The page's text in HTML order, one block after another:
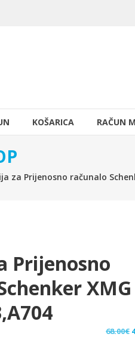
KOŠARICA RAČUN
za Prijenosno računalo
Prijenosno
XMG
68.00€